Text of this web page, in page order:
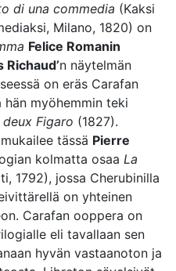
di una commedia (Kaksi
Milano, 1820) on
Felice Romanin
n näytelmän
on eräs Carafan
myöhemmin teki
deux Figaro (1827).
tässä Pierre
kolmatta osaa La
1792), jossa Cherubinilla
on yhteinen
Carafan ooppera on
eli tavallaan sen
hyvän vastaanoton ja